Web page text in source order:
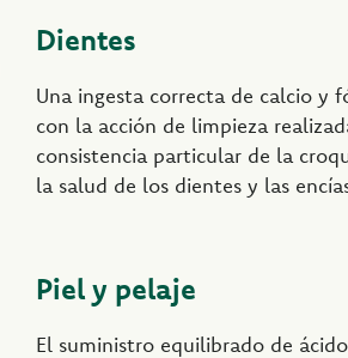
Dientes
Una ingesta correcta de calcio y
con la acción de limpieza
consistencia particular de la
la salud de los dientes y las
Piel y pelaje
El suministro equilibrado de